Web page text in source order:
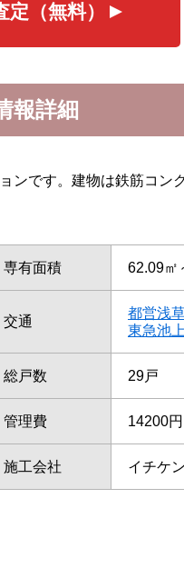
（無料）
報詳細
ンです。建物は鉄筋コン
専有面積 62.09㎡
交通
都営浅
東急池
総戸数 29戸
管理費 14200
施工会社 イチケ